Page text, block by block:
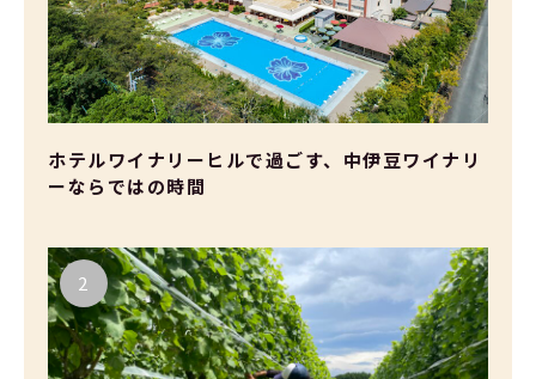
ホテルワイナリーヒルで過ごす、中伊豆ワイナリ
ーならではの時間